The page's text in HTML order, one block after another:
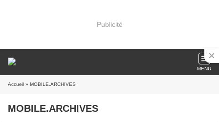
Publicité
MENU
Accueil » MOBILE.ARCHIVES
MOBILE.ARCHIVES